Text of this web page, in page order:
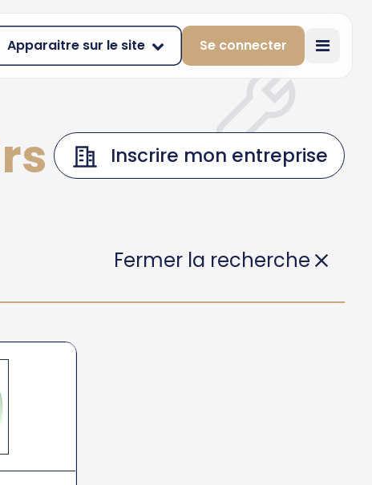
Apparaitre sur le site Se connecter
à DEVOLUY
Inscrire mon entreprise
Fermer la recherche